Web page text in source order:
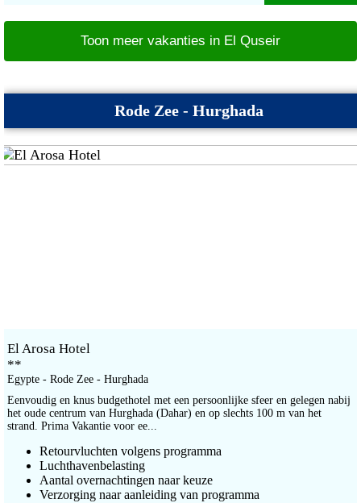
Toon meer vakanties in El Quseir
Rode Zee - Hurghada
El Arosa Hotel
**
Egypte - Rode Zee - Hurghada
Eenvoudig en knus budgethotel met een persoonlijke sfeer en gelegen nabij
het oude centrum van Hurghada (Dahar) en op slechts 100 m van het
strand. Prima Vakantie voor ee...
Retourvluchten volgens programma
Luchthavenbelasting
Aantal overnachtingen naar keuze
Verzorging naar aanleiding van programma